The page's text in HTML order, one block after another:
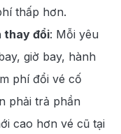
thấp hơn.
thay đổi: Mỗi yêu
giờ bay, hành
phí đổi vé cố
phải trả phần
cao hơn vé cũ tại